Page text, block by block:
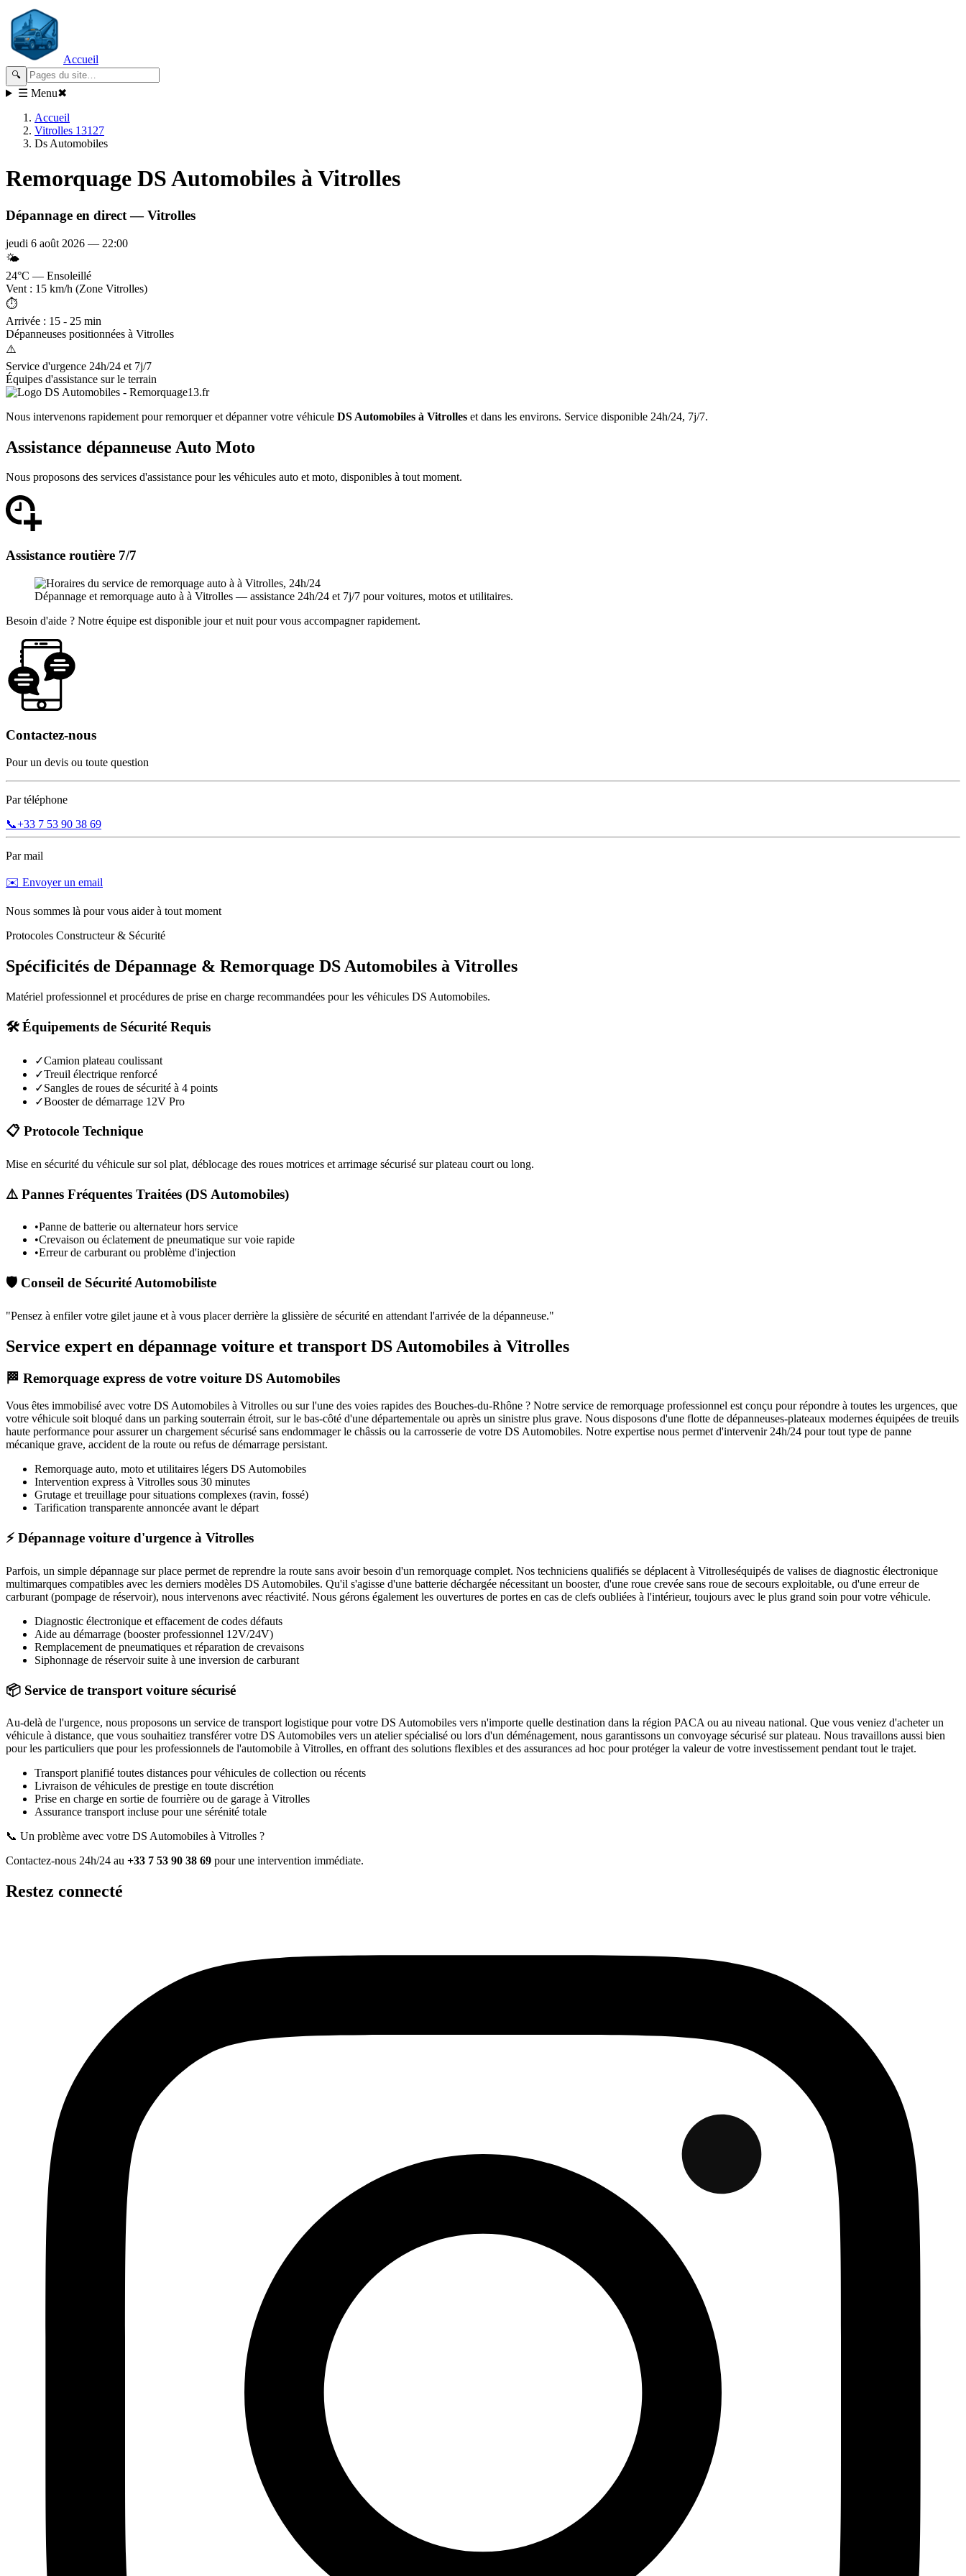
Accueil
🔍
☰ Menu✖
Accueil
Vitrolles 13127
Ds Automobiles
Remorquage DS Automobiles à Vitrolles
Dépannage en direct —Vitrolles
jeudi 6 août 2026 — 22:00
🌤️
24°C — Ensoleillé
Vent : 15 km/h (Zone Vitrolles)
⏱️
Arrivée : 15 - 25 min
Dépanneuses positionnées à Vitrolles
⚠️
Service d'urgence 24h/24 et 7j/7
Équipes d'assistance sur le terrain
Nous intervenons rapidement pour remorquer et dépanner votre véhicule DS Automobiles à Vitrolles et dans les environs. Service disponible 24h/24, 7j/7.
Assistance dépanneuse Auto Moto
Nous proposons des services d'assistance pour les véhicules auto et moto, disponibles à tout moment.
Assistance routière 7/7
Dépannage et remorquage auto à à Vitrolles — assistance 24h/24 et 7j/7 pour voitures, motos et utilitaires.
Besoin d'aide ? Notre équipe est disponible jour et nuit pour vous accompagner rapidement.
Contactez-nous
Pour un devis ou toute question
Par téléphone
📞+33 7 53 90 38 69
Par mail
✉️ Envoyer un email
Nous sommes là pour vous aider à tout moment
Protocoles Constructeur & Sécurité
Spécificités de Dépannage & Remorquage DS Automobiles à Vitrolles
Matériel professionnel et procédures de prise en charge recommandées pour les véhicules DS Automobiles.
🛠️ Équipements de Sécurité Requis
✓Camion plateau coulissant
✓Treuil électrique renforcé
✓Sangles de roues de sécurité à 4 points
✓Booster de démarrage 12V Pro
📋 Protocole Technique
Mise en sécurité du véhicule sur sol plat, déblocage des roues motrices et arrimage sécurisé sur plateau court ou long.
⚠️ Pannes Fréquentes Traitées (DS Automobiles)
•Panne de batterie ou alternateur hors service
•Crevaison ou éclatement de pneumatique sur voie rapide
•Erreur de carburant ou problème d'injection
🛡️ Conseil de Sécurité Automobiliste
"Pensez à enfiler votre gilet jaune et à vous placer derrière la glissière de sécurité en attendant l'arrivée de la dépanneuse."
Service expert en dépannage voiture et transport DS Automobiles à Vitrolles
🏁 Remorquage express de votre voiture DS Automobiles
Vous êtes immobilisé avec votre DS Automobiles à Vitrolles ou sur l'une des voies rapides des Bouches-du-Rhône ? Notre service de remorquage professionnel est conçu pour répondre à toutes les urgences, que
votre véhicule soit bloqué dans un parking souterrain étroit, sur le bas-côté d'une départementale ou après un sinistre plus grave. Nous disposons d'une flotte de dépanneuses-plateaux modernes équipées de treuils
haute performance pour assurer un chargement sécurisé sans endommager le châssis ou la carrosserie de votre DS Automobiles. Notre expertise nous permet d'intervenir 24h/24 pour tout type de panne
mécanique grave, accident de la route ou refus de démarrage persistant.
Remorquage auto, moto et utilitaires légers DS Automobiles
Intervention express à Vitrolles sous 30 minutes
Grutage et treuillage pour situations complexes (ravin, fossé)
Tarification transparente annoncée avant le départ
⚡ Dépannage voiture d'urgence à Vitrolles
Parfois, un simple dépannage sur place permet de reprendre la route sans avoir besoin d'un remorquage complet. Nos techniciens qualifiés se déplacent à Vitrolleséquipés de valises de diagnostic électronique
multimarques compatibles avec les derniers modèles DS Automobiles. Qu'il s'agisse d'une batterie déchargée nécessitant un booster, d'une roue crevée sans roue de secours exploitable, ou d'une erreur de
carburant (pompage de réservoir), nous intervenons avec réactivité. Nous gérons également les ouvertures de portes en cas de clefs oubliées à l'intérieur, toujours avec le plus grand soin pour votre véhicule.
Diagnostic électronique et effacement de codes défauts
Aide au démarrage (booster professionnel 12V/24V)
Remplacement de pneumatiques et réparation de crevaisons
Siphonnage de réservoir suite à une inversion de carburant
📦 Service de transport voiture sécurisé
Au-delà de l'urgence, nous proposons un service de transport logistique pour votre DS Automobiles vers n'importe quelle destination dans la région PACA ou au niveau national. Que vous veniez d'acheter un
véhicule à distance, que vous souhaitiez transférer votre DS Automobiles vers un atelier spécialisé ou lors d'un déménagement, nous garantissons un convoyage sécurisé sur plateau. Nous travaillons aussi bien
pour les particuliers que pour les professionnels de l'automobile à Vitrolles, en offrant des solutions flexibles et des assurances ad hoc pour protéger la valeur de votre investissement pendant tout le trajet.
Transport planifié toutes distances pour véhicules de collection ou récents
Livraison de véhicules de prestige en toute discrétion
Prise en charge en sortie de fourrière ou de garage à Vitrolles
Assurance transport incluse pour une sérénité totale
📞 Un problème avec votre DS Automobiles à Vitrolles ?
Contactez-nous 24h/24 au +33 7 53 90 38 69 pour une intervention immédiate.
Restez connecté